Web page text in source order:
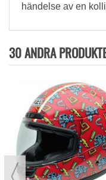
händelse av en
30 ANDRA